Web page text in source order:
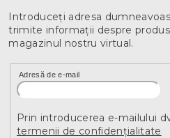
Introduceţi adresa
trimite informaţii despre
magazinul nostru virtual.
Adresă de e-mail
Prin introducerea e-mailului
termenii de confidențialitate